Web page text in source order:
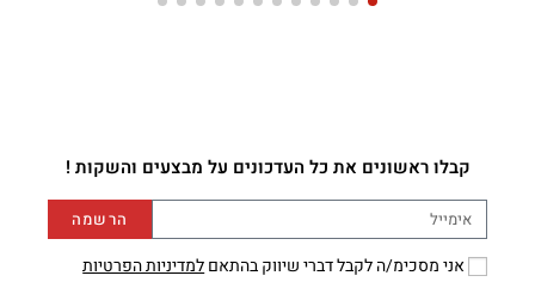
קבלו ראשונים את כל העדכונים על מבצעים והשקות !
אני מסכימ/ה לקבל דברי שיווק בהתאםלמדיניות הפרטיות
הרשמה